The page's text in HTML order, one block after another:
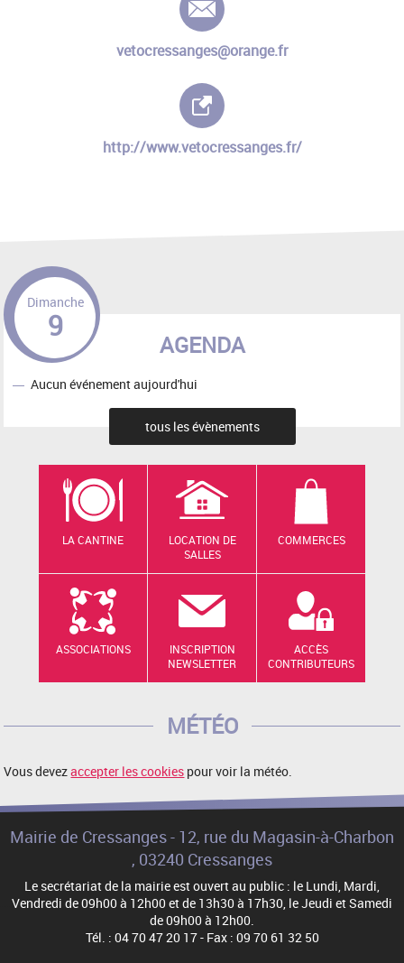
vetocressanges@orange.fr
http://www.vetocressanges.fr/
AGENDA
Dimanche
9
Aucun événement aujourd'hui
tous les évènements
LA CANTINE
LOCATION DE
SALLES
COMMERCES
ASSOCIATIONS
INSCRIPTION
NEWSLETTER
ACCÈS
CONTRIBUTEURS
MÉTÉO
Vous devezaccepter les cookies pour voir la météo.
Mairie de Cressanges - 12, rue du Magasin-à-Charbon
, 03240 Cressanges
Le secrétariat de la mairie est ouvert au public : le Lundi, Mardi,
Vendredi de 09h00 à 12h00 et de 13h30 à 17h30, le Jeudi et Samedi
de 09h00 à 12h00.
Tél. : 04 70 47 20 17 - Fax : 09 70 61 32 50